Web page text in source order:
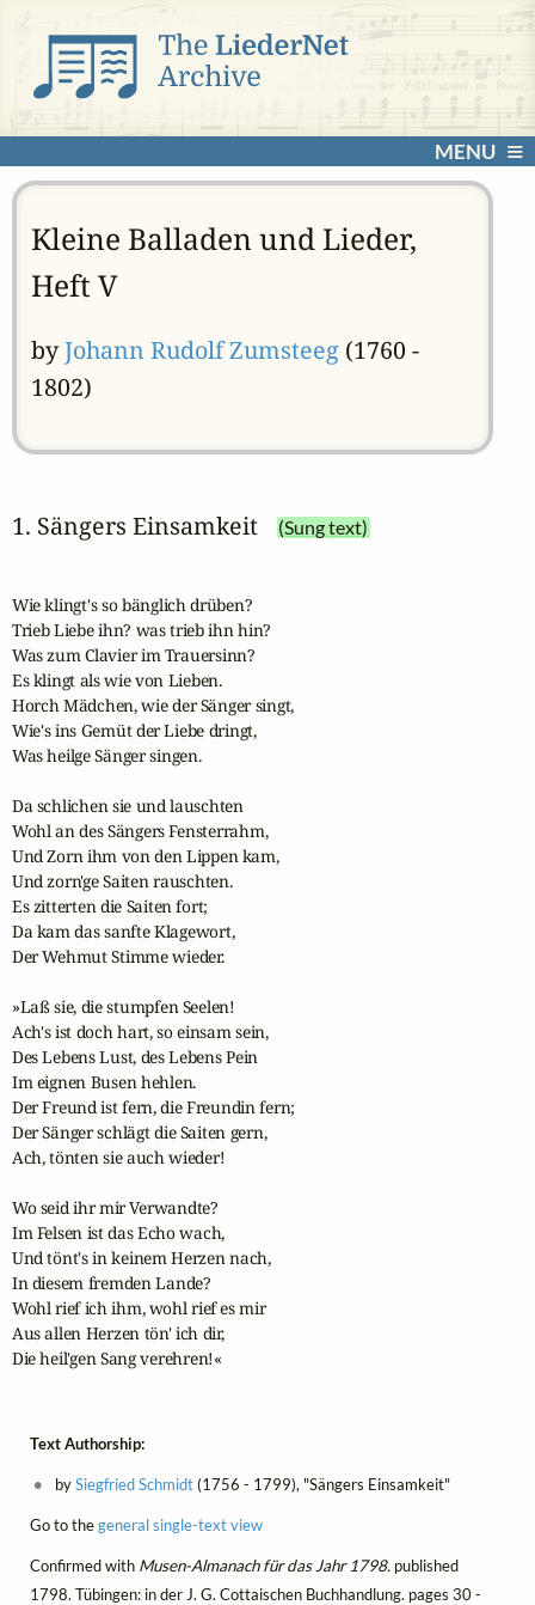
MENU
Kleine Balladen und Lieder,
Heft V
byJohann Rudolf Zumsteeg(1760 -
1802)
1. Sängers Einsamkeit (Sung text)
Wie klingt's so bänglich drüben?
Trieb Liebe ihn? was trieb ihn hin?
Was zum Clavier im Trauersinn?
Es klingt als wie von Lieben.
Horch Mädchen, wie der Sänger singt,
Wie's ins Gemüt der Liebe dringt,
Was heilge Sänger singen.
Da schlichen sie und lauschten
Wohl an des Sängers Fensterrahm,
Und Zorn ihm von den Lippen kam,
Und zorn'ge Saiten rauschten.
Es zitterten die Saiten fort;
Da kam das sanfte Klagewort,
Der Wehmut Stimme wieder.
»Laß sie, die stumpfen Seelen!
Ach's ist doch hart, so einsam sein,
Des Lebens Lust, des Lebens Pein
Im eignen Busen hehlen.
Der Freund ist fern, die Freundin fern;
Der Sänger schlägt die Saiten gern,
Ach, tönten sie auch wieder!
Wo seid ihr mir Verwandte?
Im Felsen ist das Echo wach,
Und tönt's in keinem Herzen nach,
In diesem fremden Lande?
Wohl rief ich ihm, wohl rief es mir
Aus allen Herzen tön' ich dir,
Die heil'gen Sang verehren!«
Text Authorship:
bySiegfried Schmidt(1756 - 1799), "Sängers Einsamkeit"
Go to thegeneral single-text view
Confirmed with Musen-Almanach für das Jahr 1798.published
1798. Tübingen: in der J. G. Cottaischen Buchhandlung. pages 30 -